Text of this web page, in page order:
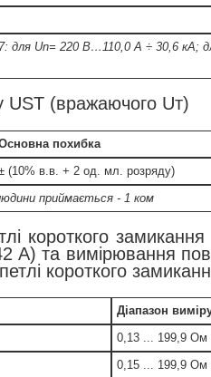
для Un= 220 В…110,0 А ÷ 30,6 кА;
UST (вражаючого Uт)
похибка
(10% в.в. + 2 од. мл. розряду)
приймається - 1 ком
короткого
A) та вимірювання
короткого
Діапазон
0,13 ... 199,9 Ом
0,15 ... 199,9 Ом